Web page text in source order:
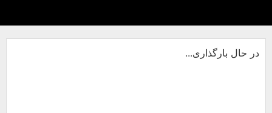
در حال بارگذاری...